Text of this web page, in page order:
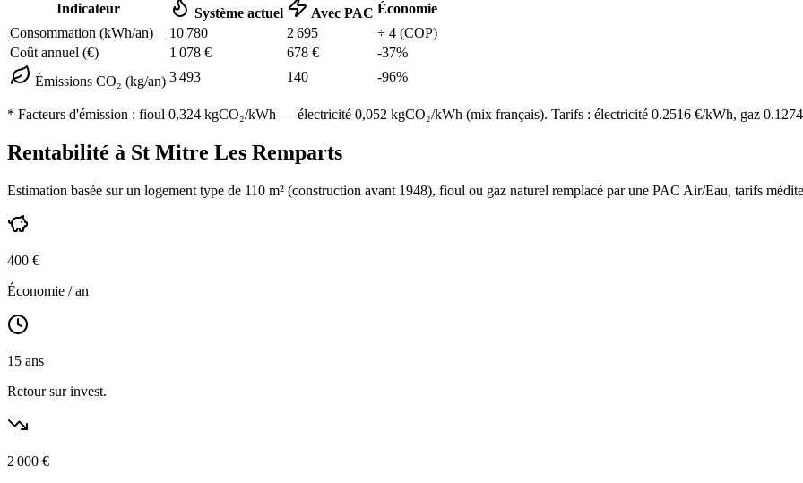
Indicateur Système actuel Avec PAC Économie
Consommation (kWh/an)
10 780 2 695 ÷ 4 (COP)
Coût annuel (€)
1 078 € 678 € -37%
Émissions CO₂ (kg/an) 3 493 140 -96%
* Facteurs d'émission : fioul 0,324 kgCO₂/kWh — électricité 0,052 kgCO₂/kWh (mix français). Tarifs : électricité 0.2516 €/kWh, gaz 0.1274
Rentabilité à St Mitre Les Remparts
Estimation basée sur un logement type de 110 m² (construction avant 1948), fioul ou gaz naturel remplacé par une PAC Air/Eau, tarifs
400 €
Économie / an
15 ans
Retour sur invest.
2 000 €